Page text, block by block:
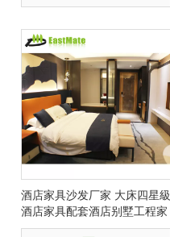
酒店家具沙发厂家 大床四星級
酒店家具配套酒店别墅工程家
具